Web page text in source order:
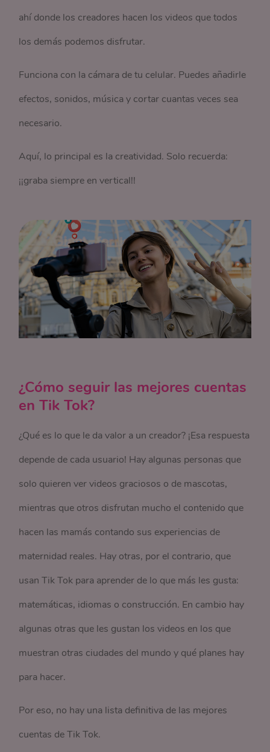
ahí donde los creadores hacen los videos que todos
los demás podemos disfrutar.
Funciona con la cámara de tu celular. Puedes añadirle
efectos, sonidos, música y cortar cuantas veces sea
necesario.
Aquí, lo principal es la creatividad. Solo recuerda:
¡¡graba siempre en vertical!!
¿Cómo seguir las mejores cuentas
en Tik Tok?
¿Qué es lo que le da valor a un creador? ¡Esa respuesta
depende de cada usuario! Hay algunas personas que
solo quieren ver videos graciosos o de mascotas,
mientras que otros disfrutan mucho el contenido que
hacen las mamás contando sus experiencias de
maternidad reales. Hay otras, por el contrario, que
usan Tik Tok para aprender de lo que más les gusta:
matemáticas, idiomas o construcción. En cambio hay
algunas otras que les gustan los videos en los que
muestran otras ciudades del mundo y qué planes hay
para hacer.
Por eso, no hay una lista definitiva de las mejores
cuentas de Tik Tok.